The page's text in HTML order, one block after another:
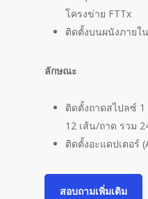
โครงข่าย FTTx
ติดตั้งบนผนังภายใ
ลักษณะ
ติดตั้งถาดสไปลซ์ 1
12 เส้น/ถาด รวม
ติดตั้งอะแดปเตอร์
สอบถามเพิ่มเติม